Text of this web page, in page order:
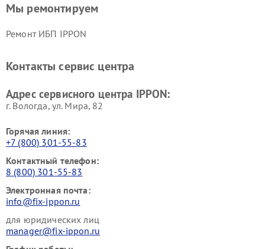
Мы ремонтируем
Ремонт ИБП IPPON
Контакты сервис центра
Адрес сервисного центра IPPON:
г. Вологда, ул. Мира, 82
Горячая линия:
+7 (800) 301-55-83
Контактный телефон:
8 (800) 301-55-83
Электронная почта:
info@fix-ippon.ru
для юридических лиц
manager@fix-ippon.ru